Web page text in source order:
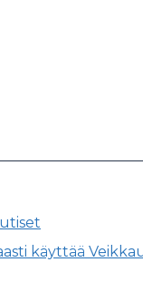
käyttää